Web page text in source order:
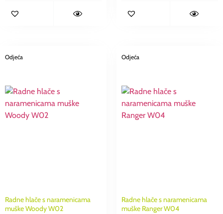
Odjeća
Radne hlače s naramenicama
muške Woody W02
Odjeća
Radne hlače s naramenicama
muške Ranger W04